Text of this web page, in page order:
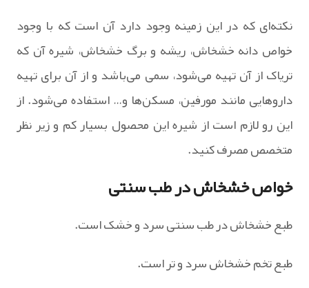
نکته‌ای که در این زمینه وجود دارد آن است که با وجود
خواص دانه خشخاش، ریشه و برگ خشخاش، شیره آن که
تریاک از آن تهیه می‌شود، سمی می‌باشد و از آن برای تهیه
داروهایی مانند مورفین، مسکن‌ها و… استفاده می‌شود. از
این رو لازم است از شیره این محصول بسیار کم و زیر نظر
متخصص مصرف کنید.
خواص خشخاش در طب سنتی
طبع خشخاش در طب سنتی سرد و خشک است.
طبع تخم خشخاش سرد و تر است.